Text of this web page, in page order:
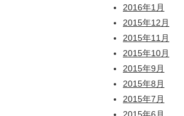
2016年1月
2015年12月
2015年11月
2015年10月
2015年9月
2015年8月
2015年7月